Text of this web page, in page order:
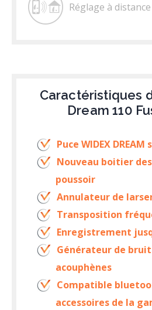
Réglage à distance
Caractéristiques
Dream 110
Puce WIDEX
Nouveau boitier
poussoir
Annulateur de
Transposition
Enregistrement
Générateur de
acouphènes
Compatible
accessoires de la